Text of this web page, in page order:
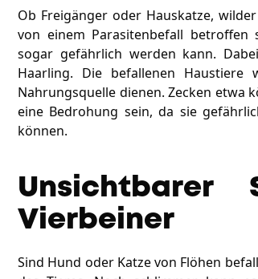
Ob Freigänger oder Hauskatze,
von einem Parasitenbefall
sogar gefährlich werden kann.
Haarling. Die befallenen
Nahrungsquelle dienen. Zecken etwa
eine Bedrohung sein, da sie
können.
Unsichtbarer
Vierbeiner
Sind Hund oder Katze von Flöhen